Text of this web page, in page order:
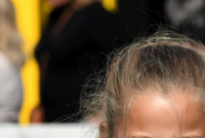
Golfbaan Ter Specke
Webshop
Nieuws
Vacatures